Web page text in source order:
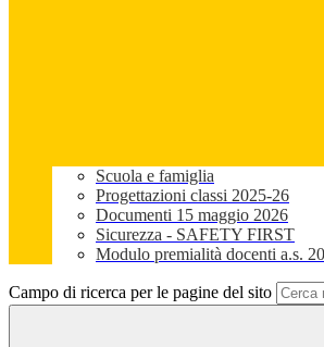
Scuola e famiglia
Progettazioni classi 2025-26
Documenti 15 maggio 2026
Sicurezza - SAFETY FIRST
Modulo premialità docenti a.s.
Campo di ricerca per le pagine del sito